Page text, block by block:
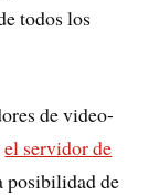
todos los
de video-
el servidor de
posibilidad de